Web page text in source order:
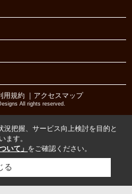
用規約 ｜アクセスマップ
All rights reserved.
把握、サービス向上検討を目的と
ます。
いて」 をご確認ください。
る